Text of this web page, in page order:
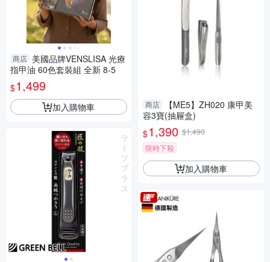
商店 美國品牌VENSLISA 光療
指甲油 60色套裝組 全新 8-5
$1,499
加入購物車 商店
【ME5】ZH020 康甲美
容3寶(抽屜盒)
$1,390 $1,490
限時下殺
加入購物車